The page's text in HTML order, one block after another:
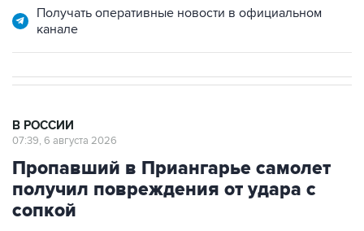
Получать оперативные новости в официальном
канале
В РОССИИ
07:39, 6 августа 2026
Пропавший в Приангарье самолет
получил повреждения от удара с
сопкой